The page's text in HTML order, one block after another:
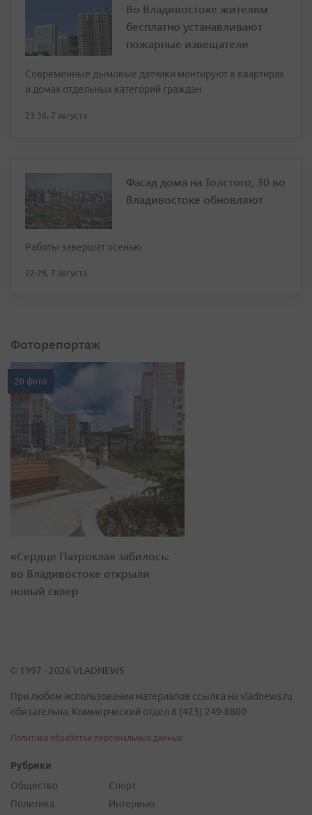
Во Владивостоке жителям
бесплатно устанавливают
пожарные извещатели
Современные дымовые датчики монтируют в квартирах
и домах отдельных категорий граждан
23:36, 7 августа
Фасад дома на Толстого, 30 во
Владивостоке обновляют
Работы завершат осенью
22:29, 7 августа
Фоторепортаж
20 фото
«Сердце Патрокла» забилось:
во Владивостоке открыли
новый сквер
© 1997 - 2026 VLADNEWS
При любом использовании материалов ссылка на vladnews.ru
обязательна. Коммерческий отдел 8 (423) 249-8800
Политика обработки персональных данных
Рубрики
Общество
Политика
Спорт
Интервью